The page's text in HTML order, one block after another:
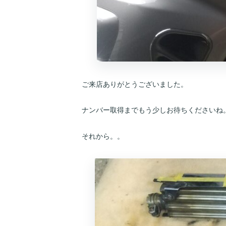
ご来店ありがとうございました。
ナンバー取得までもう少しお待ちくださいね
それから。。